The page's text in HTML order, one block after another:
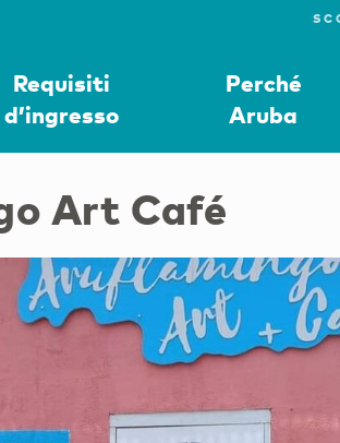
Requisiti
d’ingresso
Perché
Aruba
Art Café